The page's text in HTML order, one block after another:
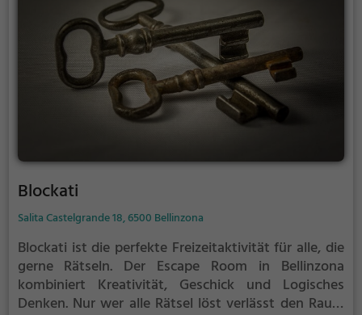
Blockati
Salita Castelgrande 18, 6500 Bellinzona
Blockati ist die perfekte Freizeitaktivität für alle, die
gerne Rätseln. Der Escape Room in Bellinzona
kombiniert Kreativität, Geschick und Logisches
Denken. Nur wer alle Rätsel löst verlässt den Raum